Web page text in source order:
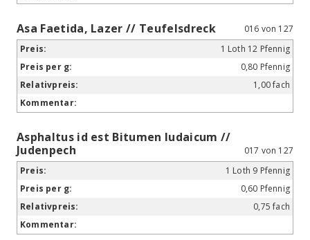
Asa Faetida, Lazer // Teufelsdreck
016 von 127
1 Loth 12 Pfennig
0,80 Pfennig
1,00 fach
Asphaltus id est Bitumen Iudaicum //
Judenpech
017 von 127
1 Loth 9 Pfennig
0,60 Pfennig
0,75 fach